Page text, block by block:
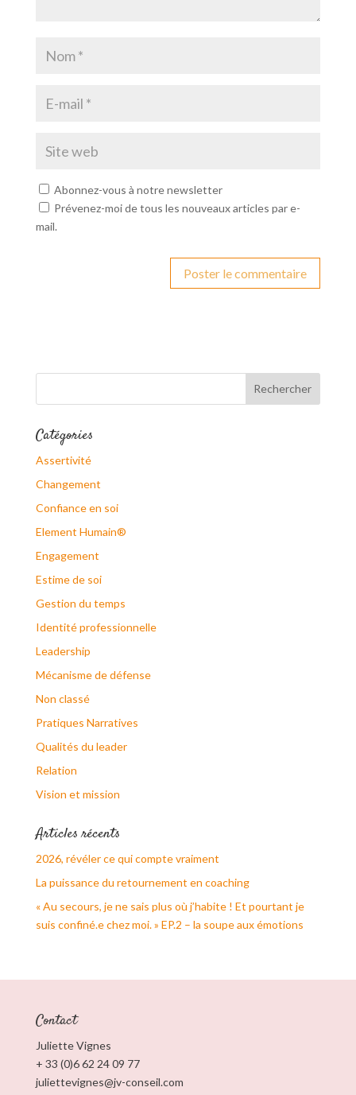
Abonnez-vous à notre newsletter
Prévenez-moi de tous les nouveaux articles par e-
mail.
Catégories
Assertivité
Changement
Confiance en soi
Element Humain®
Engagement
Estime de soi
Gestion du temps
Identité professionnelle
Leadership
Mécanisme de défense
Non classé
Pratiques Narratives
Qualités du leader
Relation
Vision et mission
Articles récents
2026, révéler ce qui compte vraiment
La puissance du retournement en coaching
« Au secours, je ne sais plus où j’habite ! Et pourtant je
suis confiné.e chez moi. » EP.2 – la soupe aux émotions
Contact
Juliette Vignes
+ 33 (0)6 62 24 09 77
juliettevignes@jv-conseil.com